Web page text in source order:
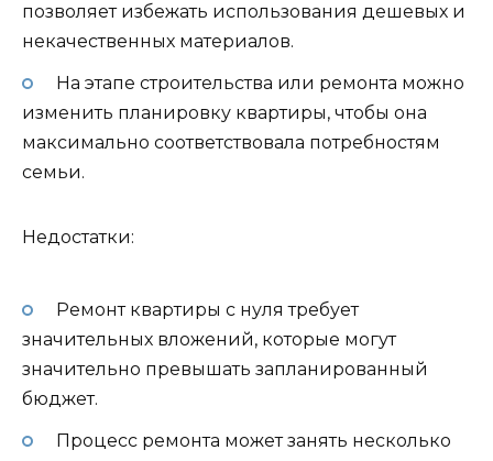
позволяет избежать использования дешевых и
некачественных материалов.
На этапе строительства или ремонта можно
изменить планировку квартиры, чтобы она
максимально соответствовала потребностям
семьи.
Недостатки:
Ремонт квартиры с нуля требует
значительных вложений, которые могут
значительно превышать запланированный
бюджет.
Процесс ремонта может занять несколько